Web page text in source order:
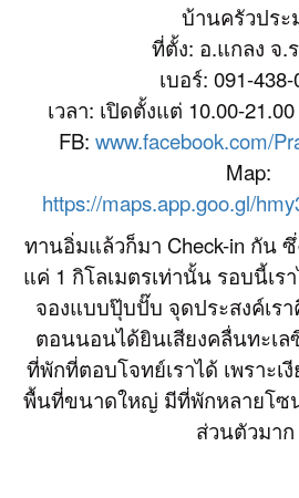
บ้านครัวประ
ที่ตั้ง: อ.แกลง จ.
เบอร์: 091-
เวลา: เปิดตั้งแต่ 10.00-
FB: www.facebook.com/
Map:
https://maps.app.goo.gl/
ทานอิ่มแล้วก็มา Check-in กัน
แค่ 1 กิโลเมตรเท่านั้น รอบนี้เ
จองแบบปุ๊บปั๊บ จุดประสงค์เรา
ตอนนอนได้ยินเสียงคลื่นทะเล
ที่พักที่ตอบโจทย์เราได้ เพราะเ
พื้นที่ขนาดใหญ่ มีที่พักหลายโซ
ส่วนตัวมาก